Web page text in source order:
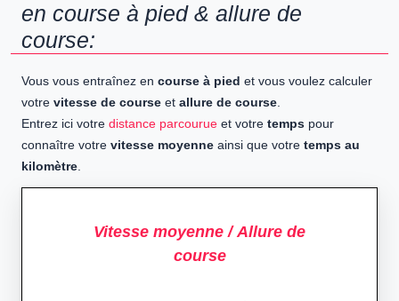
en course à pied & allure de
course:
Vous vous entraînez en course à pied et vous voulez calculer
votre vitesse de course et allure de course
Entrez ici votre distance parcourue et votre temps pour
connaître votre vitesse moyenne ainsi que votre temps au
kilomètre
Vitesse moyenne / Allure de
course